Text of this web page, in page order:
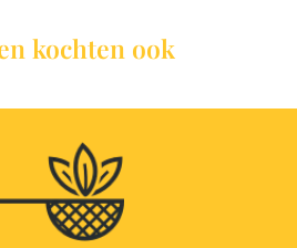
kochten ook